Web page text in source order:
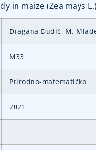
in maize (Zea mays
Dragana Dudić, M.
M33
Prirodno-matematičko
2021